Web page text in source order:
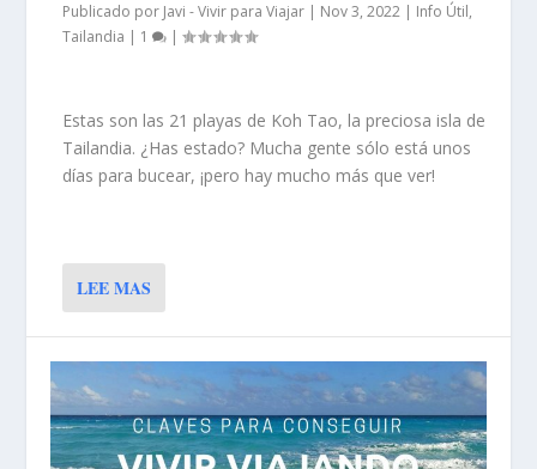
Publicado por Javi - Vivir para Viajar | Nov 3, 2022 | Info Útil,
Tailandia | 1 |
Estas son las 21 playas de Koh Tao, la preciosa isla de
Tailandia. ¿Has estado? Mucha gente sólo está unos
días para bucear, ¡pero hay mucho más que ver!
LEE MAS